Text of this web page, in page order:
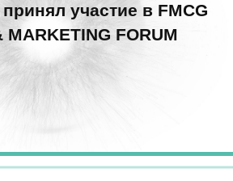
участие в FMCG
MARKETING FORUM